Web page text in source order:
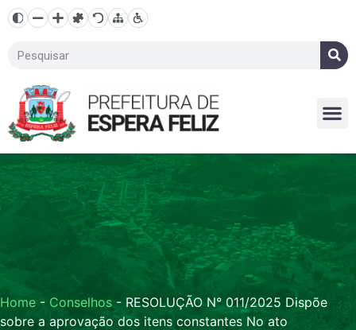
Home - Conselhos- RESOLUÇÃO N° 011/2025 Dispõe
sobre a aprovação dos itens constantes No ato